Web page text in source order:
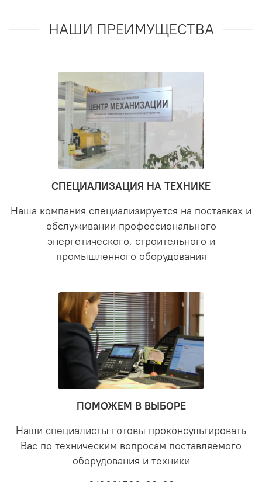
НАШИ ПРЕИМУЩЕСТВА
СПЕЦИАЛИЗАЦИЯ НА ТЕХНИКЕ
Наша компания специализируется на поставках и
обслуживании профессионального
энергетического, строительного и
промышленного оборудования
ПОМОЖЕМ В ВЫБОРЕ
Наши специалисты готовы проконсультировать
Вас по техническим вопросам поставляемого
оборудования и техники